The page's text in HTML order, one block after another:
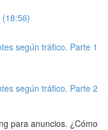
(18:56)
según tráfico. Parte 1
según tráfico. Parte 2
para anuncios. ¿Cómo